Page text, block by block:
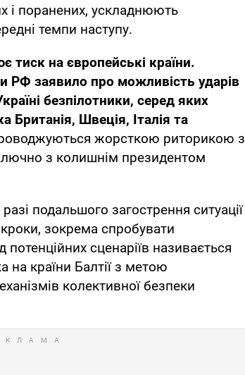
і поранених, ускладнюють
темпи наступу.
тиск на європейські країни.
РФ заявило про можливість ударів
безпілотники, серед яких
Британія, Швеція, Італія та
жорсткою риторикою з
з колишнім президентом
подальшого загострення ситуації
зокрема спробувати
сценаріїв називається
на країни Балтії з метою
колективної безпеки